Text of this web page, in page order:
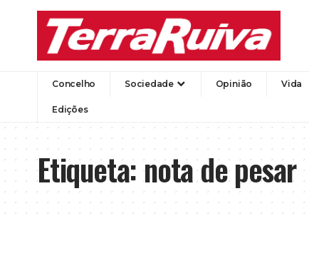
Concelho Sociedade Opinião Vida
Edições
Etiqueta:nota de pesar